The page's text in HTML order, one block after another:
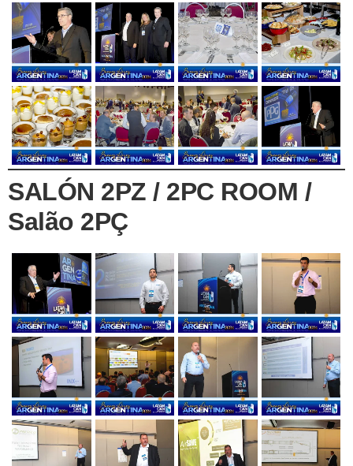
SALÓN 2PZ / 2PC ROOM /
Salão 2PÇ